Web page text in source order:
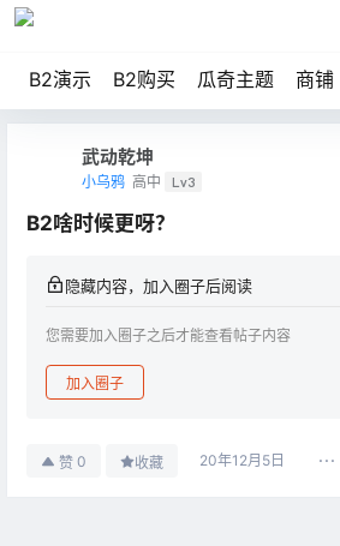
B2演示 B2购买 瓜奇主题 商铺
武动乾坤
小乌鸦 高中 Lv3
B2啥时候更呀？
隐藏内容，加入圈子后阅读
您需要加入圈子之后才能查看帖子内容
加入圈子
赞 0 收藏 20年12月5日